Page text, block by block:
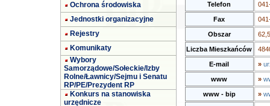
Ochrona środowiska
Jednostki organizacyjne
Rejestry
Komunikaty
Wybory
Samorządowe/Sołeckie/Izby
Rolne/Ławnicy/Sejmu i Senatu
RP/PE/Prezydent RP
Konkurs na stanowiska
urzędnicze
Telefon
Fax
Obszar
Liczba Mieszkańców
E-mail »
www »
www - bip »